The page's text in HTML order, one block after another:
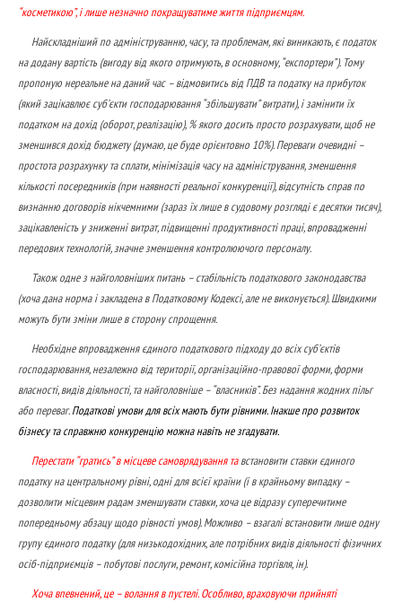
“косметикою”, і лише незначно покращуватиме життя підприємцям.
Найскладніший по адмініструванню, часу, та проблемам, які виникають, є податок
на додану вартість (вигоду від якого отримують, в основному, “експортери”). Тому
пропоную нереальне на даний час – відмовитись від ПДВ та податку на прибуток
(який зацікавлює суб’єкти господарювання “збільшувати” витрати), і замінити їх
податком на дохід (оборот, реалізацію), % якого досить просто розрахувати, щоб не
зменшився дохід бюджету (думаю, це буде орієнтовно 10%). Переваги очевидні –
простота розрахунку та сплати, мінімізація часу на адміністрування, зменшення
кількості посередників (при наявності реальної конкуренції), відсутність справ по
визнанню договорів нікчемними (зараз їх лише в судовому розгляді є десятки тисяч),
зацікавленість у зниженні витрат, підвищенні продуктивності праці, впровадженні
передових технологій, значне зменшення контролюючого персоналу.
Також одне з найголовніших питань – стабільність податкового законодавства
(хоча дана норма і закладена в Податковому Кодексі, але не виконується). Швидкими
можуть бути зміни лише в сторону спрощення.
Необхідне впровадження єдиного податкового підходу до всіх суб’єктів
господарювання, незалежно від території, організаційно-правової форми, форми
власності, видів діяльності, та найголовніше – “власників”. Без надання жодних пільг
або переваг.Податкові умови для всіх мають бути рівними. Інакше про розвиток
бізнесу та справжню конкуренцію можна навіть не згадувати.
Перестати “гратись” в місцеве самоврядування тавстановити ставки єдиного
податку на центральному рівні, одні для всієї країни (і в крайньому випадку –
дозволити місцевим радам зменшувати ставки, хоча це відразу суперечитиме
попередньому абзацу щодо рівності умов). Можливо – взагалі встановити лише одну
групу єдиного податку (для низькодохідних, але потрібних видів діяльності фізичних
осіб-підприємців – побутові послуги, ремонт, комісійна торгівля, ін).
Хоча впевнений, це – волання в пустелі. Особливо, враховуючи прийняті